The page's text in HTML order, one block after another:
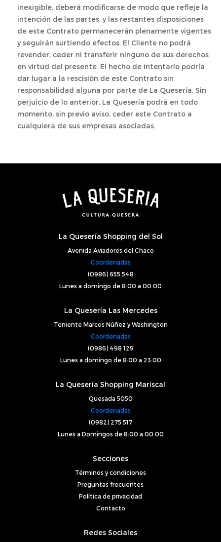
inexigible, deberá modificarse de modo que refleje la
intención de las partes, y las restantes disposiciones
de este Contrato permanecerán plenamente vigentes
y seguirán surtiendo efectos. El Cliente no podrá
revender, ceder ni transferir ninguno de sus derechos
en virtud del presente. El hecho de intentarlo podría
dar lugar a la rescisión de este Contrato sin
responsabilidad alguna por parte de La Quesería. Sin
perjuicio de lo anterior, La Quesería podrá en todo
momento, sin previo aviso, ceder este Contrato a
cualquiera de sus empresas asociadas.
La Quesería Shopping del Sol
Avenida Aviadores del Chaco
Coordenadas
(0986) 655 548
Lunes a domingo de 8:00 a 00:00
La Quesería Las Mercedes
Teniente Marcos Núñez y Washington
Coordenadas
(0986) 498 129
Lunes a domingo de 8:00 a 23:00
La Quesería Shopping Mariscal
Quesada 5050
Coordenadas
(0982) 275 517
Lunes a Domingos de 8:00 a 00:00
Secciones
Términos y condiciones
Preguntas frecuentes
Política de privacidad
Contacto
Redes Sociales